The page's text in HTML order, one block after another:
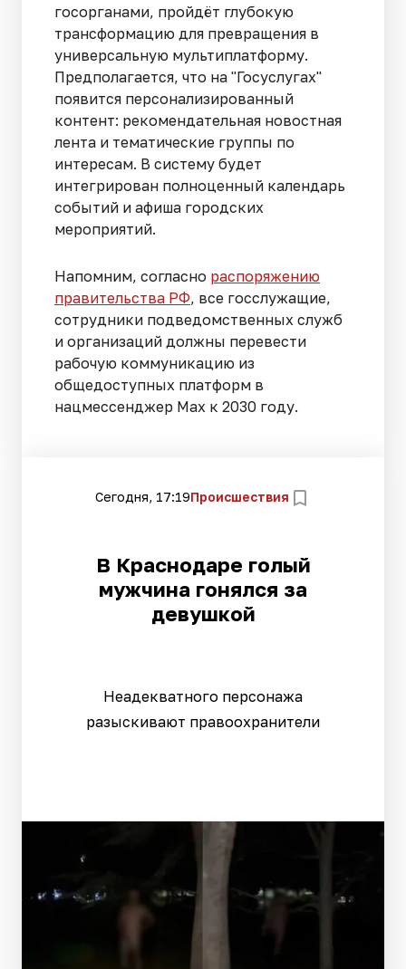
госорганами, пройдёт глубокую
трансформацию для превращения в
универсальную мультиплатформу.
Предполагается, что на "Госуслугах"
появится персонализированный
контент: рекомендательная новостная
лента и тематические группы по
интересам. В систему будет
интегрирован полноценный календарь
событий и афиша городских
мероприятий.
Напомним, согласно распоряжению
правительства РФ, все госслужащие,
сотрудники подведомственных служб
и организаций должны перевести
рабочую коммуникацию из
общедоступных платформ в
нацмессенджер Max к 2030 году.
Сегодня, 17:19Происшествия
В Краснодаре голый
мужчина гонялся за
девушкой
Неадекватного персонажа
разыскивают правоохранители